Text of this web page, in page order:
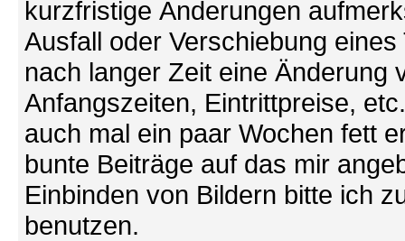
kurzfristige Änderungen
Ausfall oder Verschiebung
nach langer Zeit eine Änderung
Anfangszeiten, Eintrittpreise,
auch mal ein paar Wochen fett
bunte Beiträge auf das mir
Einbinden von Bildern bitte ich
benutzen.